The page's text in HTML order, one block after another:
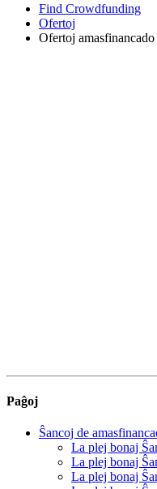
Find Crowdfunding
Ofertoj
Ofertoj
Paĝoj
Ŝancoj de
La plej bonaj
La plej bonaj
La plej bonaj